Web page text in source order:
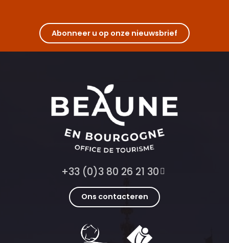
Abonneer u op onze nieuwsbrief
+33 (0)3 80 26 21 30
Ons contacteren